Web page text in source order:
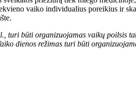
vaiko individualius poreikius ir
turi būti organizuojamas vaikų poilsis
dienos režimas turi būti